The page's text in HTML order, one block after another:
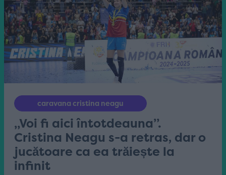
caravana cristina neagu
„Voi fi aici întotdeauna”.
Cristina Neagu s-a retras, dar o
jucătoare ca ea trăiește la
infinit